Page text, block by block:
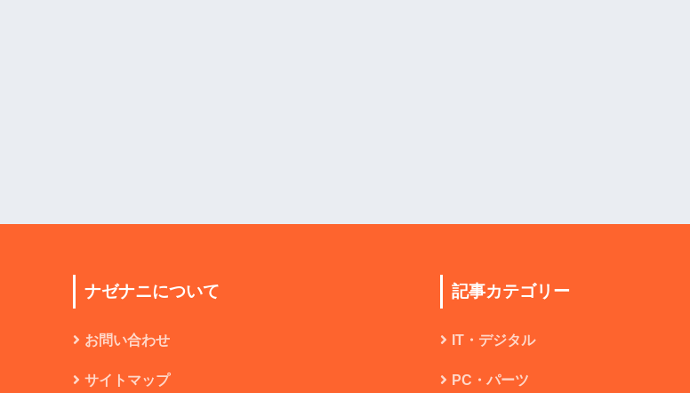
ナゼナニについて
お問い合わせ
サイトマップ
記事カテゴリー
IT・デジタル
PC・パーツ